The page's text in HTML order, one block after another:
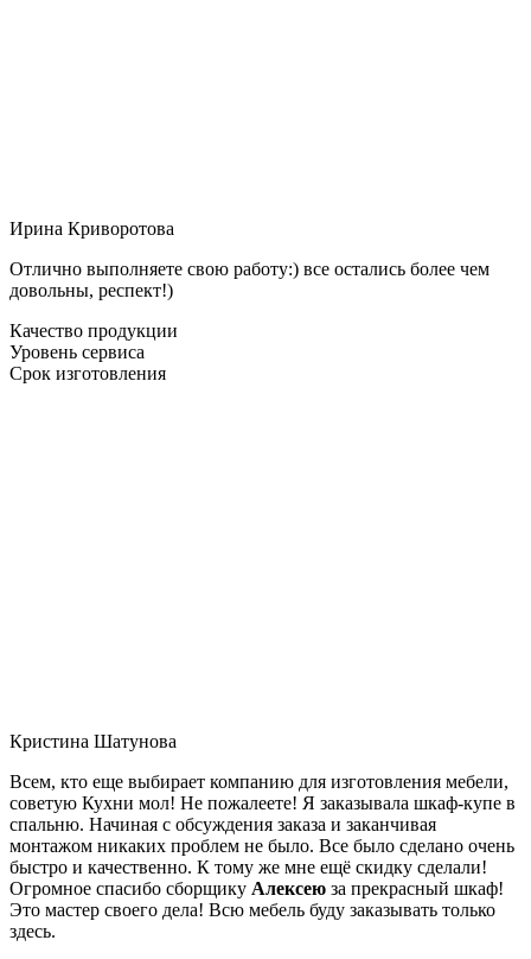
Ирина Криворотова
Отлично выполняете свою работу:) все остались более чем
довольны, респект!)
Качество продукции
Уровень сервиса
Срок изготовления
Кристина Шатунова
Всем, кто еще выбирает компанию для изготовления мебели,
советую Кухни мол! Не пожалеете! Я заказывала шкаф-купе в
спальню. Начиная с обсуждения заказа и заканчивая
монтажом никаких проблем не было. Все было сделано очень
быстро и качественно. К тому же мне ещё скидку сделали!
Огромное спасибо сборщику Алексею за прекрасный шкаф!
Это мастер своего дела! Всю мебель буду заказывать только
здесь.